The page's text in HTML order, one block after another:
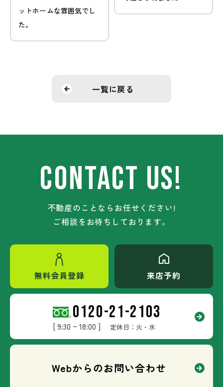
ットホームな雰囲気でし
た。
一覧に戻る
CONTACT US!
不動産のことならお任せください!
ご相談をお待ちしております。
無料会員登録 来店予約
0120-21-2103
[ 9:30 ~ 18:00 ] 定休日：火・水
Webからのお問い合わせ